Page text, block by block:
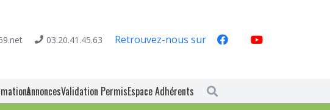
03.20.41.45.63 Retrouvez-nous sur
AnnoncesValidation PermisEspace Adhérents